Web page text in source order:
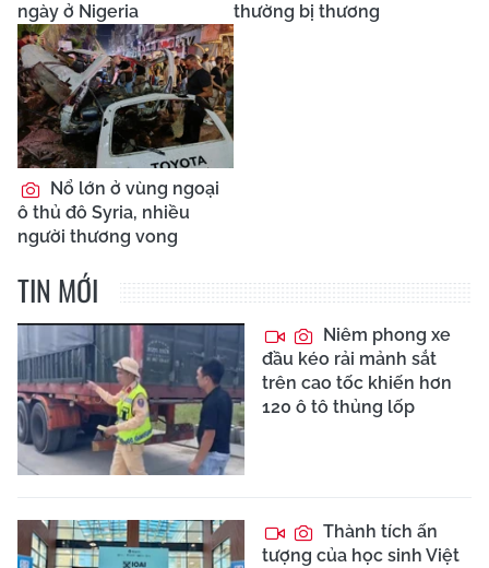
ngày ở Nigeria
thường bị thương
Nổ lớn ở vùng ngoại
ô thủ đô Syria, nhiều
người thương vong
TIN MỚI
Niêm phong xe
đầu kéo rải mảnh sắt
trên cao tốc khiến hơn
120 ô tô thủng lốp
Thành tích ấn
tượng của học sinh Việt